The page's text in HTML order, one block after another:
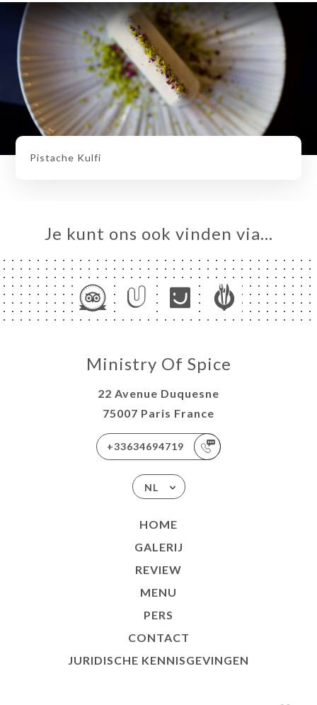
Pistache Kulfi
Je kunt ons ook vinden via…
Ministry Of Spice
22 Avenue Duquesne
75007 Paris France
+33634694719
NL
HOME
GALERIJ
REVIEW
MENU
PERS
CONTACT
JURIDISCHE KENNISGEVINGEN